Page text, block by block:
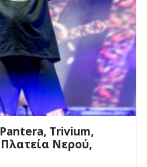
Trivium,
Νερού,